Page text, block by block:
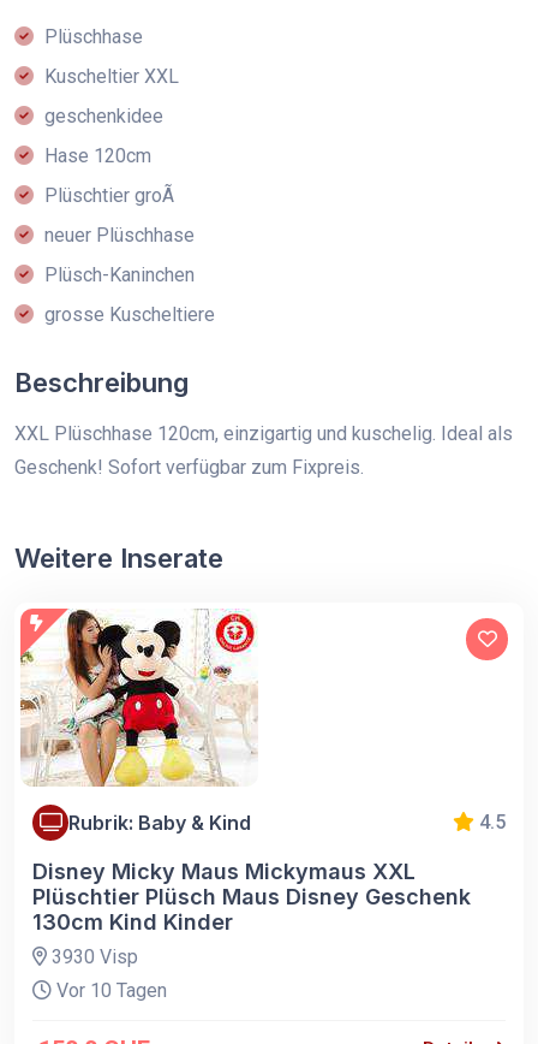
Plüschhase
Kuscheltier XXL
geschenkidee
Hase 120cm
Plüschtier groÃ
neuer Plüschhase
Plüsch-Kaninchen
grosse Kuscheltiere
Beschreibung
XXL Plüschhase 120cm, einzigartig und kuschelig. Ideal als
Geschenk! Sofort verfügbar zum Fixpreis.
Weitere Inserate
Rubrik: Baby & Kind 4.5
Disney Micky Maus Mickymaus XXL
Plüschtier Plüsch Maus Disney Geschenk
130cm Kind Kinder
3930 Visp
Vor 10 Tagen